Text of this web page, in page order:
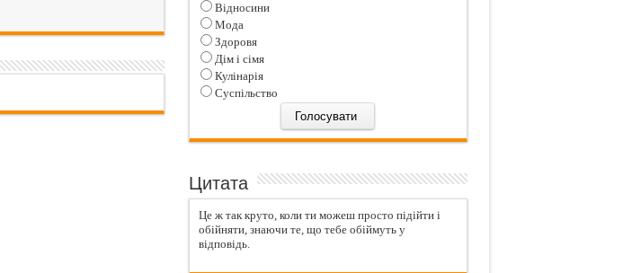
Відносини
Мода
Здоровя
Дiм і сiмя
Кулiнарiя
Суспiльство
Цитата
Це ж так круто, коли ти можеш просто підійти і
обійняти, знаючи те, що тебе обіймуть у
відповідь.